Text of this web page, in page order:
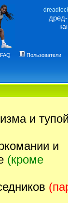
FAQ Пользователи
и
и
(кроме